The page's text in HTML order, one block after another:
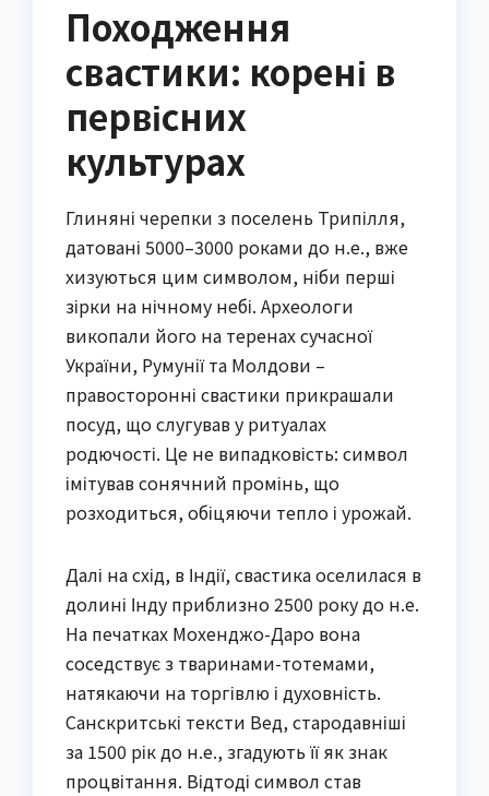
Походження
свастики: корені в
первісних
культурах
Глиняні черепки з поселень Трипілля,
датовані 5000–3000 роками до н.е., вже
хизуються цим символом, ніби перші
зірки на нічному небі. Археологи
викопали його на теренах сучасної
України, Румунії та Молдови –
правосторонні свастики прикрашали
посуд, що слугував у ритуалах
родючості. Це не випадковість: символ
імітував сонячний промінь, що
розходиться, обіцяючи тепло і урожай.
Далі на схід, в Індії, свастика оселилася в
долині Інду приблизно 2500 року до н.е.
На печатках Мохенджо-Даро вона
соседствує з тваринами-тотемами,
натякаючи на торгівлю і духовність.
Санскритські тексти Вед, стародавніші
за 1500 рік до н.е., згадують її як знак
процвітання. Відтоді символ став